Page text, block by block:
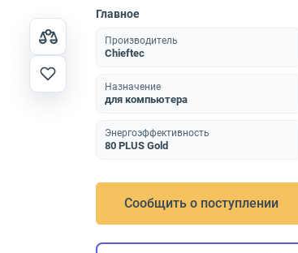
Главное
Производитель
Chieftec
Назначение
для компьютера
Энергоэффективность
80 PLUS Gold
Сообщить о поступлении